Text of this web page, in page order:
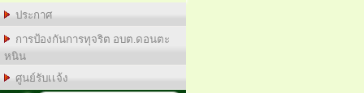
ประกาศ
การป้องกันการทุจริต อบต.ดอนตะ
หนิน
ศูนย์รับเเจ้ง